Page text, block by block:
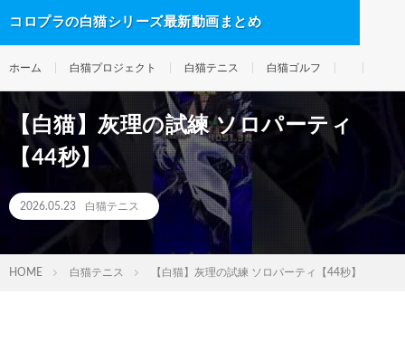
コロプラの白猫シリーズ最新動画まとめ
ホーム 白猫プロジェクト 白猫テニス 白猫ゴルフ
【白猫】灰理の試練 ソロパーティ
【44秒】
2026.05.23 白猫テニス
HOME 白猫テニス 【白猫】灰理の試練 ソロパーティ【44秒】